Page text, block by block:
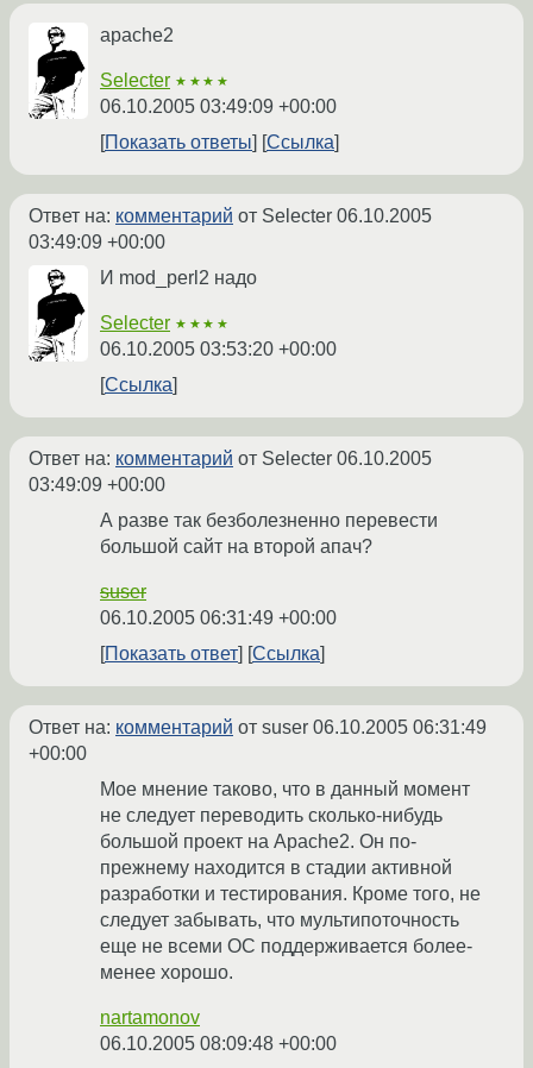
apache2
Selecter ★★★★
06.10.2005 03:49:09 +00:00
Показать ответы
Ссылка
Ответ на: комментарий от Selecter 06.10.2005
03:49:09 +00:00
И mod_perl2 надо
Selecter ★★★★
06.10.2005 03:53:20 +00:00
Ссылка
Ответ на: комментарий от Selecter 06.10.2005
03:49:09 +00:00
А разве так безболезненно перевести
большой сайт на второй апач?
suser
06.10.2005 06:31:49 +00:00
Показать ответ
Ссылка
Ответ на: комментарий от suser 06.10.2005 06:31:49
+00:00
Мое мнение таково, что в данный момент
не следует переводить сколько-нибудь
большой проект на Apache2. Он по-
прежнему находится в стадии активной
разработки и тестирования. Кроме того, не
следует забывать, что мультипоточность
еще не всеми ОС поддерживается более-
менее хорошо.
nartamonov
06.10.2005 08:09:48 +00:00